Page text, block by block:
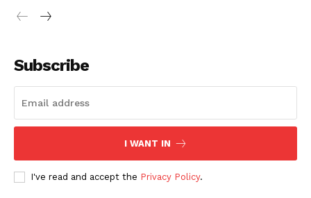
Subscribe
I WANT IN
I've read and accept the Privacy Policy.